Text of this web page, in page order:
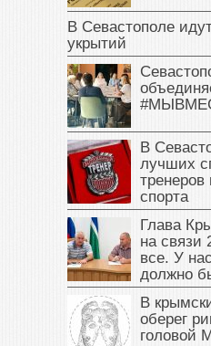
В Севастополе
укрытий
В
лучших
тренеров
спорта
Глава
на связи
все. У
должно
В
оберег
головой